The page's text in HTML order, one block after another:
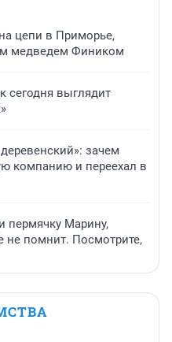
цепи в Приморье,
медведем Фиником
сегодня выглядит
зачем
компанию и переехал в
пермячку Марину,
не помнит. Посмотрите,